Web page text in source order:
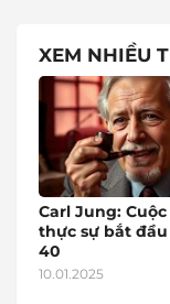
XEM NHIỀU
Carl Jung:
thực sự bắt
40
10.01.2025